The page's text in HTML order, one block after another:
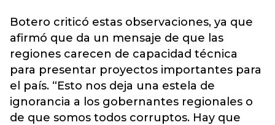
Botero criticó estas observaciones, ya que
afirmó que da un mensaje de que las
regiones carecen de capacidad técnica
para presentar proyectos importantes para
el país. “Esto nos deja una estela de
ignorancia a los gobernantes regionales o
de que somos todos corruptos. Hay que